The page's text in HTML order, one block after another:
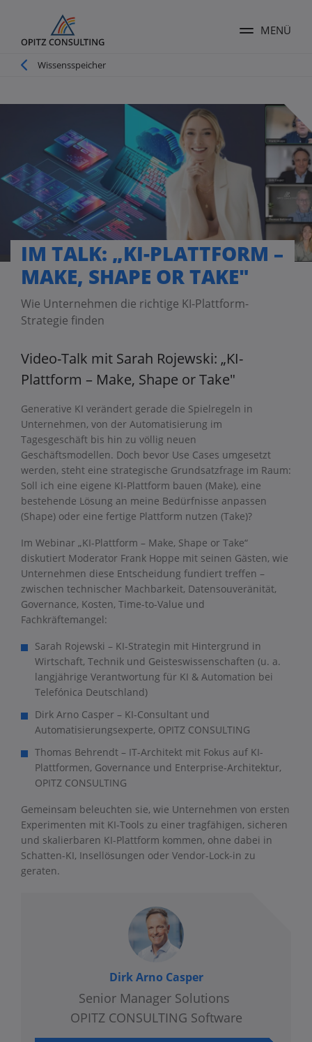
Menü
MENÜ
Pfadnavigation
Wissensspeicher
IM TALK: „KI-PLATTFORM –
MAKE, SHAPE OR TAKE"
Wie Unternehmen die richtige KI-Plattform-
Strategie finden
Video-Talk mit Sarah Rojewski: „KI-
Plattform – Make, Shape or Take"
Generative KI verändert gerade die Spielregeln in
Unternehmen, von der Automatisierung im
Tagesgeschäft bis hin zu völlig neuen
Geschäftsmodellen. Doch bevor Use Cases umgesetzt
werden, steht eine strategische Grundsatzfrage im Raum:
Soll ich eine eigene KI-Plattform bauen (Make), eine
bestehende Lösung an meine Bedürfnisse anpassen
(Shape) oder eine fertige Plattform nutzen (Take)?
Im Webinar „KI-Plattform – Make, Shape or Take“
diskutiert Moderator Frank Hoppe mit seinen Gästen, wie
Unternehmen diese Entscheidung fundiert treffen –
zwischen technischer Machbarkeit, Datensouveränität,
Governance, Kosten, Time-to-Value und
Fachkräftemangel:
Sarah Rojewski – KI-Strategin mit Hintergrund in
Wirtschaft, Technik und Geisteswissenschaften (u. a.
langjährige Verantwortung für KI & Automation bei
Telefónica Deutschland)
Dirk Arno Casper – KI-Consultant und
Automatisierungsexperte, OPITZ CONSULTING
Thomas Behrendt – IT-Architekt mit Fokus auf KI-
Plattformen, Governance und Enterprise-Architektur,
OPITZ CONSULTING
Gemeinsam beleuchten sie, wie Unternehmen von ersten
Experimenten mit KI-Tools zu einer tragfähigen, sicheren
und skalierbaren KI-Plattform kommen, ohne dabei in
Schatten-KI, Insellösungen oder Vendor-Lock-in zu
geraten.
Dirk Arno Casper
Senior Manager Solutions
OPITZ CONSULTING Software